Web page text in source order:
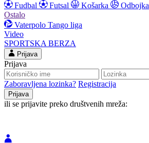
Fudbal
Futsal Košarka Odbojka
Ostalo
Vaterpolo Tango liga
Video
SPORTSKA BERZA
Prijava
Prijava
Zaboravljena lozinka? Registracija
ili se prijavite preko društvenih mreža: